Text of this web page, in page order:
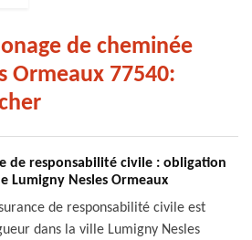
de cheminée
Ormeaux 77540:
de responsabilité civile : obligation
Lumigny Nesles Ormeaux
de responsabilité civile est
dans la ville Lumigny Nesles